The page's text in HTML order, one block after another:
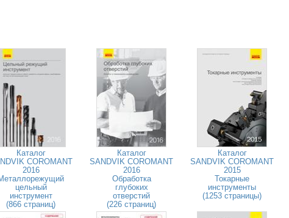
Каталог
COROMANT
2016
цельный
инструмент
(866 страниц)
Каталог
SANDVIK COROMANT
2016
Обработка
глубоких
отверстий
(226 страниц)
Каталог
SANDVIK COROMANT
2015
Токарные
инструменты
(1253 страницы)